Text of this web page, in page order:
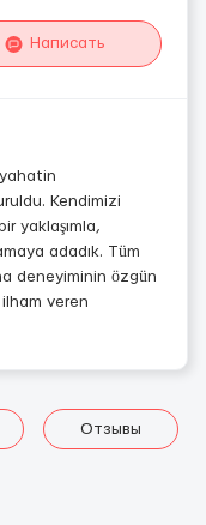
Написать
Kendimizi
yaklaşımla,
adadık. Tüm
deneyiminin özgün
veren
Отзывы